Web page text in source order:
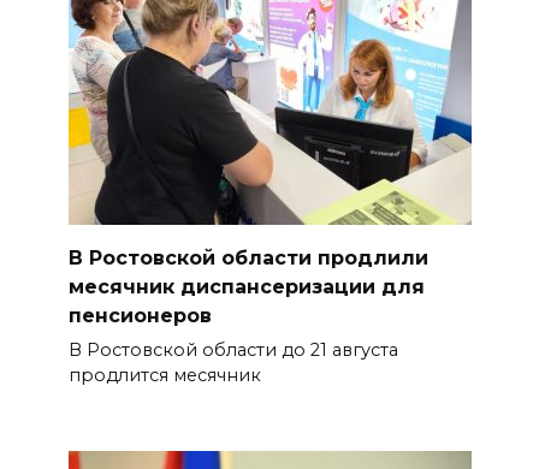
В Ростовской области продлили
месячник диспансеризации для
пенсионеров
В Ростовской области до 21 августа
продлится месячник